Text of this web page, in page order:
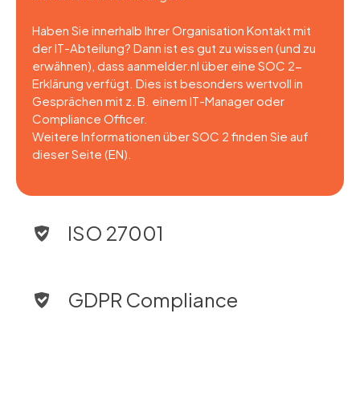
Haben Sie innerhalb Ihrer Organisation Kontakt mit
der IT-Abteilung? Dann ist es gut zu wissen (und zu
erwähnen), dass aanmelder.nl über eine SOC 2-
Erklärung verfügt. Dies ist besonders wertvoll in
Gesprächen mit z. B. einem IT-Manager oder
Compliance Officer.
Weitere Informationen über SOC 2 finden Sie auf
dieser Seite (EN).
ISO 27001
GDPR Compliance